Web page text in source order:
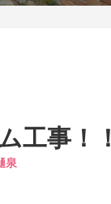
工事！！
泉